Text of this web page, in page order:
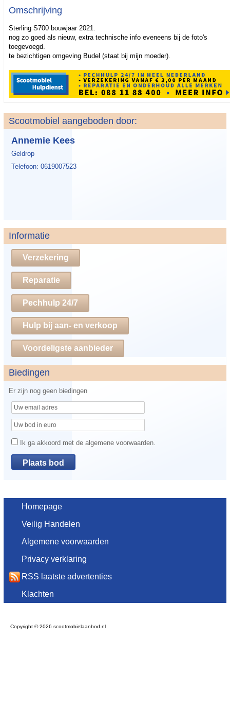
Omschrijving
Sterling S700 bouwjaar 2021.
nog zo goed als nieuw, extra technische info eveneens bij de foto's
toegevoegd.
te bezichtigen omgeving Budel (staat bij mijn moeder).
Scootmobiel aangeboden door:
Annemie Kees
Geldrop
Telefoon: 0619007523
Informatie
Verzekering
Reparatie
Pechhulp 24/7
Hulp bij aan- en verkoop
Voordeligste aanbieder
Biedingen
Er zijn nog geen biedingen
Ik ga akkoord met de algemene voorwaarden.
Homepage
Veilig Handelen
Algemene voorwaarden
Privacy verklaring
RSS laatste advertenties
Klachten
Copyright © 2026 scootmobielaanbod.nl